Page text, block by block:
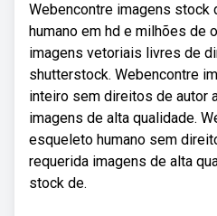
Webencontre imagens stock
humano em hd e milhões de
imagens vetoriais livres de
shutterstock. Webencontre
inteiro sem direitos de autor
imagens de alta qualidade.
esqueleto humano sem
requerida imagens de alta
stock de.